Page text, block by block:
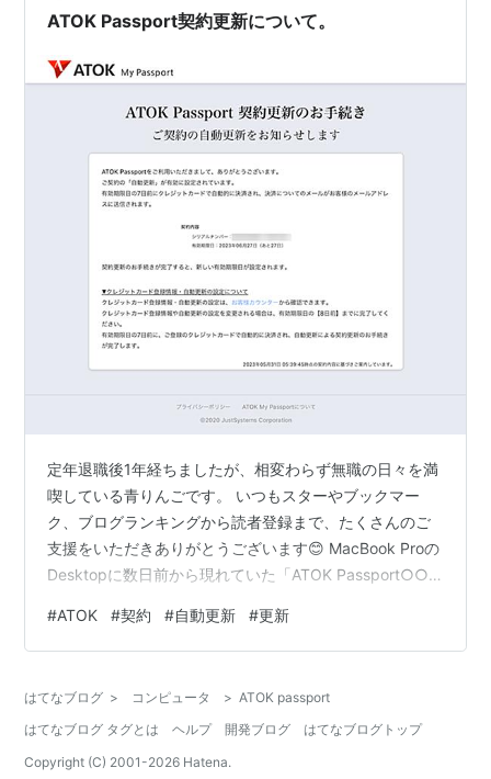
の教訓が活かされていなかった、と言わざ…
ATOK Passport契約更新について。
定年退職後1年経ちましたが、相変わらず無職の日々を満
喫している青りんごです。 いつもスターやブックマー
ク、ブログランキングから読者登録まで、たくさんのご
支援をいただきありがとうございます😊 MacBook Proの
Desktopに数日前から現れていた「ATOK Passport○○
動更新が有効に設定されていて、有効期限の7日前に自動
的にクレジットカードで決済されるというものでした。
る私には、また、一つやっかいなものだなあと。 Adobe
のソフトやMicrosoft Officeもそうなんですけ…
#ATOK #契約 #自動更新 #更新
はてなブログ > コンピュータ > ATOK passport
はてなブログ タグとは
ヘルプ 開発ブログ
はてなブログトップ
Copyright (C) 2001-2026 Hatena.